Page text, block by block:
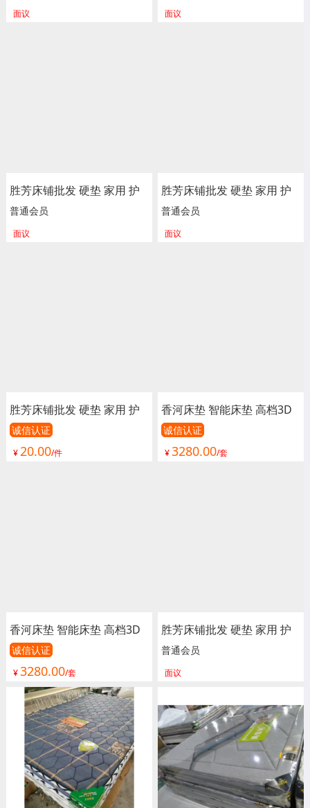
软垫 单人床垫 双人垫 学生
面议
软垫 单人床垫 双人垫 学生
面议
胜芳床铺批发 硬垫 家用 护
脊 独立 床垫 床褥子 弹簧垫
软垫 单人床垫 双人垫 学生
普通会员
面议
胜芳床铺批发 硬垫 家用 护
脊 独立 床垫 床褥子 弹簧垫
软垫 单人床垫 双人垫 学生
普通会员
面议
胜芳床铺批发 硬垫 家用 护
脊 独立 床垫 床褥子 弹簧垫
软垫 单人床垫 双人垫 学生
诚信认证
¥20.00/件
香河床垫 智能床垫 高档3D
面料 8公分纳米海绵 多尺寸
可选 质保支持定制 润泽家
诚信认证
¥3280.00/套
香河床垫 智能床垫 高档3D
面料 8公分纳米海绵 多尺寸
可选 质保支持定制 润泽家
诚信认证
¥3280.00/套
胜芳床铺批发 硬垫 家用 护
脊 独立 床垫 床褥子 弹簧垫
软垫 单人床垫 双人垫 学生
绵垫被垫子 卧室家具 尚佰
利床垫
普通会员
面议